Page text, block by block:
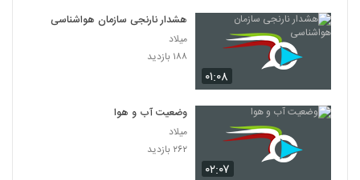
۰۱:۰۸
هشدار نارنجی سازمان هواشناسی
میلاد
۱۸۸ بازدید
۰۲:۰۷
وضعیت آب و هوا
میلاد
۲۶۲ بازدید